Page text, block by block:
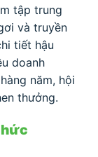
tập trung
và truyền
tiết hậu
doanh
năm, hội
thưởng.